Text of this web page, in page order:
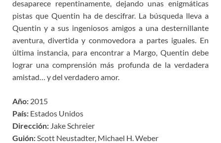
desaparece repentinamente, dejando unas enigmáticas
pistas que Quentin ha de descifrar. La búsqueda lleva a
Quentin y a sus ingeniosos amigos a una desternillante
aventura, divertida y conmovedora a partes iguales. En
última instancia, para encontrar a Margo, Quentin debe
lograr una comprensión más profunda de la verdadera
amistad… y del verdadero amor.
Año: 2015
País: Estados Unidos
Dirección: Jake Schreier
Guión:Scott Neustadter, Michael H. Weber